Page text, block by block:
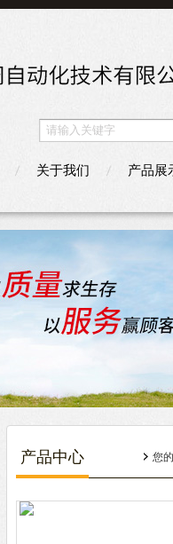
关于我们 产品展
产品中心 您